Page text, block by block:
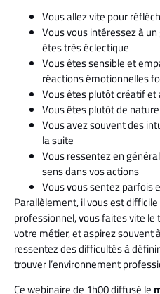
Vous allez vite pour
Vous vous intéressez à
êtes très éclectique
Vous êtes sensible et
réactions émotionnelles
Vous êtes plutôt créatif et
Vous êtes plutôt de
Vous avez souvent des
la suite
Vous ressentez en
sens dans vos actions
Vous vous sentez parfois
Parallèlement, il vous est
professionnel, vous faites vite
votre métier, et aspirez souvent
ressentez des difficultés à
trouver l’environnement
Ce webinaire de 1h00 diffusé le